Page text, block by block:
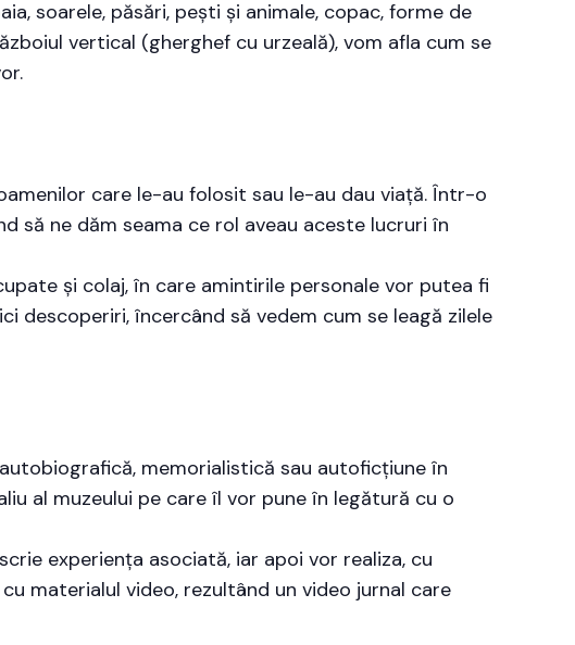
soarele, păsări, pești și animale, copac, forme de
vertical (gherghef cu urzeală), vom afla cum se
care le-au folosit sau le-au dau viață. Într-o
să ne dăm seama ce rol aveau aceste lucruri în
și colaj, în care amintirile personale vor putea fi
descoperiri, încercând să vedem cum se leagă zilele
memorialistică sau autoficțiune în
al muzeului pe care îl vor pune în legătură cu o
experiența asociată, iar apoi vor realiza, cu
materialul video, rezultând un video jurnal care